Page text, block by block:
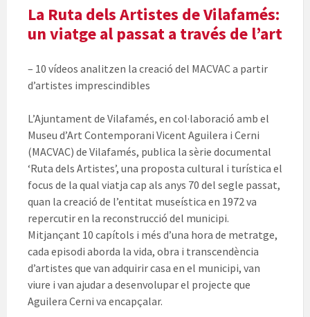
La Ruta dels Artistes de Vilafamés:
un viatge al passat a través de l’art
– 10 vídeos analitzen la creació del MACVAC a partir
d’artistes imprescindibles
L’Ajuntament de Vilafamés, en col·laboració amb el
Museu d’Art Contemporani Vicent Aguilera i Cerni
(MACVAC) de Vilafamés, publica la sèrie documental
‘Ruta dels Artistes’, una proposta cultural i turística el
focus de la qual viatja cap als anys 70 del segle passat,
quan la creació de l’entitat museística en 1972 va
repercutir en la reconstrucció del municipi.
Mitjançant 10 capítols i més d’una hora de metratge,
cada episodi aborda la vida, obra i transcendència
d’artistes que van adquirir casa en el municipi, van
viure i van ajudar a desenvolupar el projecte que
Aguilera Cerni va encapçalar.